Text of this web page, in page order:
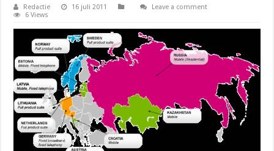
Redactie 16 juli 2011
Leave a comment
6 Views